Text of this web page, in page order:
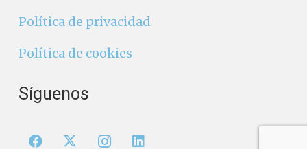
Política de privacidad
Política de cookies
Síguenos